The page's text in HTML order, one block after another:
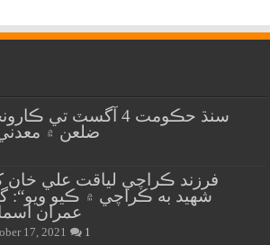
سنڌ حڪومت 4 آگسٽ
ضلعن ۾
شهيد به ڪراچي ۾ ڪيو ويو“:
عمران
17, 2021 1